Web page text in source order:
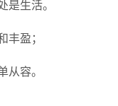
是生活。
丰盈；
从容。